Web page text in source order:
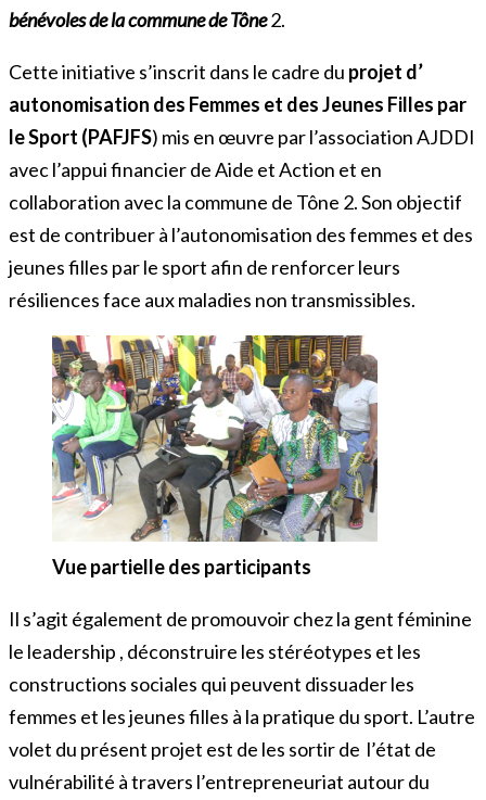
bénévoles de la commune de Tône2.
Cette initiative s’inscrit dans le cadre du projet d’
autonomisation des Femmes et des Jeunes Filles par
le Sport (PAFJFS) mis en œuvre par l’association AJDDI
avec l’appui financier de Aide et Action et en
collaboration avec la commune de Tône 2. Son objectif
est de contribuer à l’autonomisation des femmes et des
jeunes filles par le sport afin de renforcer leurs
résiliences face aux maladies non transmissibles.
Vue partielle des participants
Il s’agit également de promouvoir chez la gent féminine
le leadership , déconstruire les stéréotypes et les
constructions sociales qui peuvent dissuader les
femmes et les jeunes filles à la pratique du sport. L’autre
volet du présent projet est de les sortir de l’état de
vulnérabilité à travers l’entrepreneuriat autour du